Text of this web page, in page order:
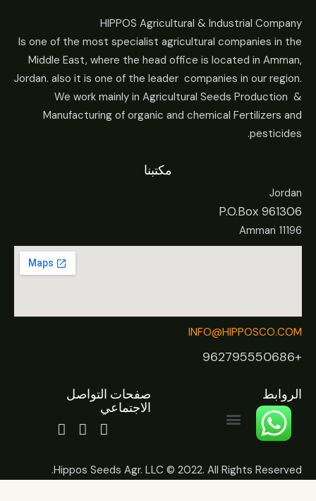
HIPPOS Agricultural & Industrial Company
Is one of the most specialist agricultural companies in the
Middle East, where the head office is located in Amman,
Jordan. also it is one of the leader companies in our region.
We work mainly in Agricultural Seeds Production &
Manufacturing of organic and chemical Fertilizers and
pesticides.
مكتبنا
Jordan
P.O.Box 961306
Amman 11196
INFO@HIPPOSCO.COM
+962795550686
الروابط صفحات التواصل
الاجتماعي
Hippos Seeds Agr. LLC © 2022. All Rights Reserved.